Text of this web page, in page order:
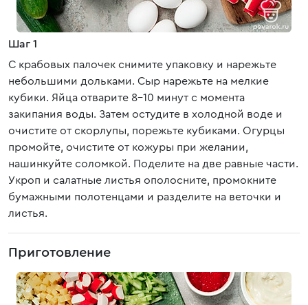
Шаг 1
С крабовых палочек снимите упаковку и нарежьте
небольшими дольками. Сыр нарежьте на мелкие
кубики. Яйца отварите 8-10 минут с момента
закипания воды. Затем остудите в холодной воде и
очистите от скорлупы, порежьте кубиками. Огурцы
промойте, очистите от кожуры при желании,
нашинкуйте соломкой. Поделите на две равные части.
Укроп и салатные листья ополосните, промокните
бумажными полотенцами и разделите на веточки и
листья.
Приготовление